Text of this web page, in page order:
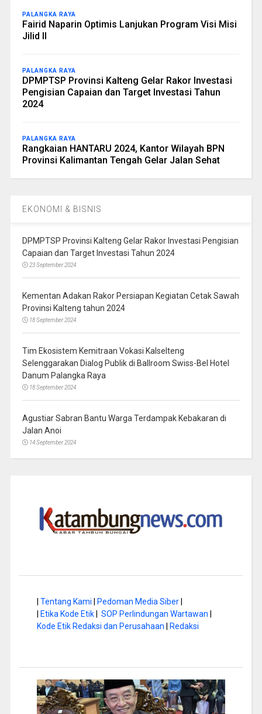
PALANGKA RAYA
Fairid Naparin Optimis Lanjukan Program Visi Misi
Jilid II
PALANGKA RAYA
DPMPTSP Provinsi Kalteng Gelar Rakor Investasi
Pengisian Capaian dan Target Investasi Tahun
2024
PALANGKA RAYA
Rangkaian HANTARU 2024, Kantor Wilayah BPN
Provinsi Kalimantan Tengah Gelar Jalan Sehat
EKONOMI & BISNIS
DPMPTSP Provinsi Kalteng Gelar Rakor Investasi Pengisian
Capaian dan Target Investasi Tahun 2024
23 September 2024
Kementan Adakan Rakor Persiapan Kegiatan Cetak Sawah
Provinsi Kalteng tahun 2024
18 September 2024
Tim Ekosistem Kemitraan Vokasi Kalselteng
Selenggarakan Dialog Publik di Ballroom Swiss-Bel Hotel
Danum Palangka Raya
18 September 2024
Agustiar Sabran Bantu Warga Terdampak Kebakaran di
Jalan Anoi
14 September 2024
Tentang Kami Pedoman Media Siber|
Etika Kode Etik| SOP Perlindungan Wartawan
Kode Etik Redaksi dan Perusahaan
Redaksi